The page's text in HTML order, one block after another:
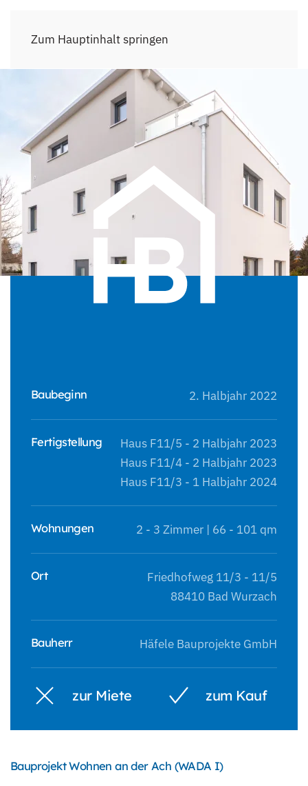
Zum Hauptinhalt springen
Bauprojekt Wohnen an der Ach (WADA I)
Baubeginn 2. Halbjahr 2022
Fertigstellung
Haus F11/5 - 2 Halbjahr 2023
Haus F11/4 - 2 Halbjahr 2023
Haus F11/3 - 1 Halbjahr 2024
Wohnungen 2 - 3 Zimmer | 66 - 101 qm
Ort
Friedhofweg 11/3 - 11/5
88410 Bad Wurzach
Bauherr Häfele Bauprojekte GmbH
zur Miete zum Kauf